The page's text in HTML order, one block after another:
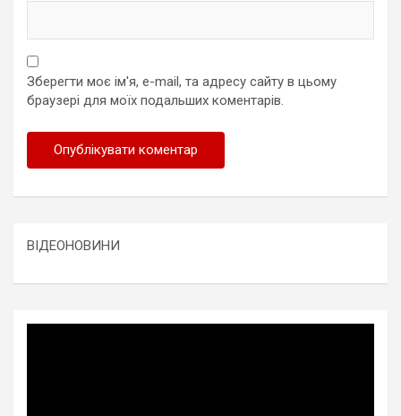
Зберегти моє ім'я, e-mail, та адресу сайту в цьому
браузері для моїх подальших коментарів.
ВІДЕОНОВИНИ